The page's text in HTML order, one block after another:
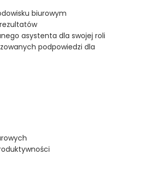
biurowym
asystenta dla swojej roli
podpowiedzi dla